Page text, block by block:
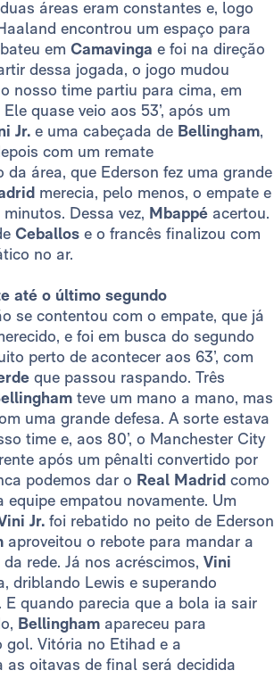
áreas eram constantes e, logo
encontrou um espaço para
em Camavinga e foi na direção
dessa jogada, o jogo mudou
nosso time partiu para cima, em
quase veio aos 53’, após um
Jr. e uma cabeçada de Bellingham,
com um remate
da área, que Ederson fez uma grande
merecia, pelo menos, o empate e
Dessa vez, Mbappé acertou.
Ceballos e o francês finalizou com
no ar.
até o último segundo
se contentou com o empate, que já
e foi em busca do segundo
perto de acontecer aos 63’, com
que passou raspando. Três
teve um mano a mano, mas
uma grande defesa. A sorte estava
time e, aos 80’, o Manchester City
após um pênalti convertido por
podemos dar o Real Madrid como
equipe empatou novamente. Um
Jr. foi rebatido no peito de Ederson
aproveitou o rebote para mandar a
rede. Já nos acréscimos, Vini
driblando Lewis e superando
E quando parecia que a bola ia sair
Bellingham apareceu para
Vitória no Etihad e a
as oitavas de final será decidida